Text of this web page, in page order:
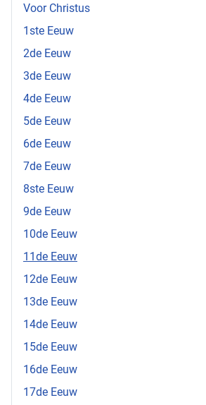
Voor Christus
1ste Eeuw
2de Eeuw
3de Eeuw
4de Eeuw
5de Eeuw
6de Eeuw
7de Eeuw
8ste Eeuw
9de Eeuw
10de Eeuw
11de Eeuw
12de Eeuw
13de Eeuw
14de Eeuw
15de Eeuw
16de Eeuw
17de Eeuw